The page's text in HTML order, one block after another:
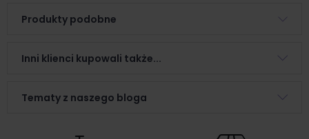
Produkty podobne
Inni klienci kupowali także...
Tematy z naszego bloga